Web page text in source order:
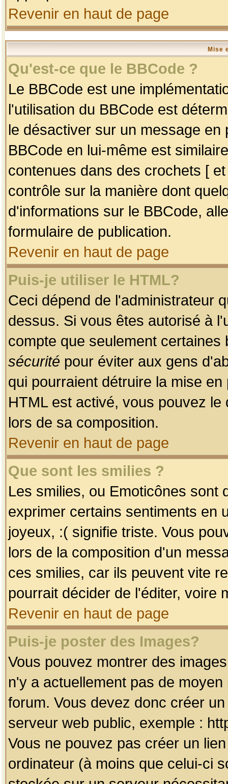
Revenir en haut de page
Mise
Qu'est-ce que le BBCode ?
Le BBCode est une
l'utilisation du BBCode est
le désactiver sur un message
BBCode en lui-même est
contenues dans des crochets [
contrôle sur la manière dont
d'informations sur le BBCode,
formulaire de publication.
Revenir en haut de page
Puis-je utiliser le HTML?
Ceci dépend de l'administrateur
dessus. Si vous êtes autorisé à
compte que seulement
sécurité pour éviter aux gens
qui pourraient détruire la mise
HTML est activé, vous pouvez
lors de sa composition.
Revenir en haut de page
Que sont les smilies ?
Les smilies, ou Emoticônes sont
exprimer certains sentiments en
joyeux, :( signifie triste. Vous
lors de la composition d'un
ces smilies, car ils peuvent vite
pourrait décider de l'éditer, voire
Revenir en haut de page
Puis-je poster des Images?
Vous pouvez montrer des
n'y a actuellement pas de
forum. Vous devez donc créer
serveur web public, exemple :
Vous ne pouvez pas créer un
ordinateur (à moins que celui-ci